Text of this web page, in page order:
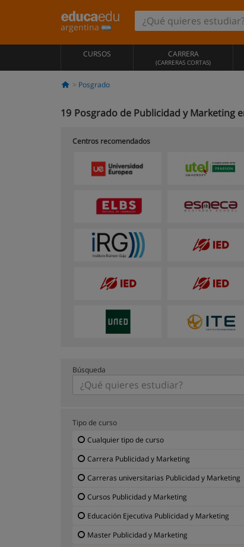
argentina
CURSOS CARRERA
(CARRERAS CORTAS)
Posgrado
19 Posgrado de Publicidad y Marketing
Centros recomendados
Búsqueda
Tipo de curso
Cualquier tipo de curso
Carrera Publicidad y Marketing
Carreras universitarias Publicidad y Marketing
Cursos Publicidad y Marketing
Educación Ejecutiva Publicidad y Marketing
Master Publicidad y Marketing